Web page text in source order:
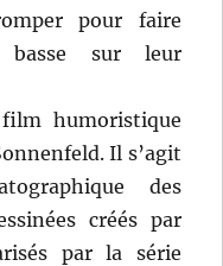
pour faire
basse sur leur
humoristique
Il s’agit
des
créés par
par la série